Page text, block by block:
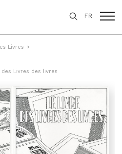
FR
Livres >
Livres des livres